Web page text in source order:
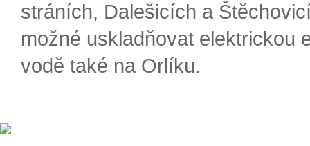
stráních, Dalešicích a
možné uskladňovat elektrickou
vodě také na Orlíku.